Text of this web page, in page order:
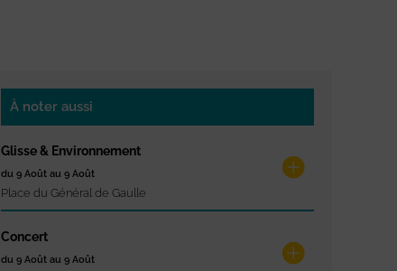
À noter aussi
Glisse & Environnement
du 9 Août au 9 Août
Place du Général de Gaulle
Concert
du 9 Août au 9 Août